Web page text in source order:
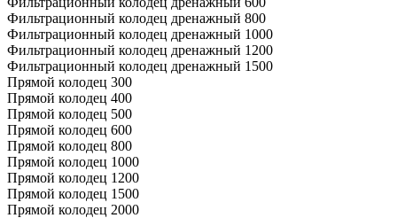
Фильтрационный колодец дренажный 800
Фильтрационный колодец дренажный 1000
Фильтрационный колодец дренажный 1200
Фильтрационный колодец дренажный 1500
Прямой колодец 300
Прямой колодец 400
Прямой колодец 500
Прямой колодец 600
Прямой колодец 800
Прямой колодец 1000
Прямой колодец 1200
Прямой колодец 1500
Прямой колодец 2000